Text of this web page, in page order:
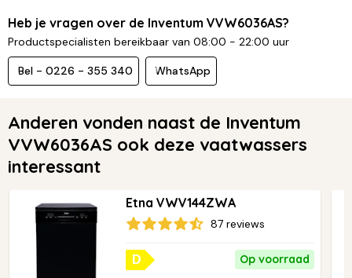
Heb je vragen over de Inventum VVW6036AS?
Productspecialisten bereikbaar van 08:00 - 22:00 uur
Bel - 0226 - 355 340 WhatsApp
Anderen vonden naast de Inventum
VVW6036AS ook deze vaatwassers
interessant
Etna VWV144ZWA
87 reviews
D Op voorraad